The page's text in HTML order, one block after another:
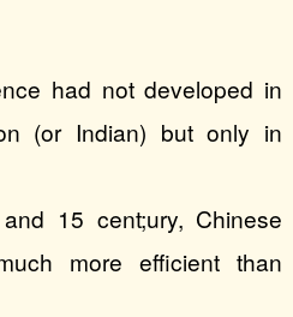
had not developed in
(or Indian) but only in
15 cent;ury, Chinese
more efficient than